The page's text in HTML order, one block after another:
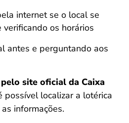
internet se o local se
os horários
antes e perguntando aos
pelo site oficial da Caixa
possível localizar a lotérica
informações.